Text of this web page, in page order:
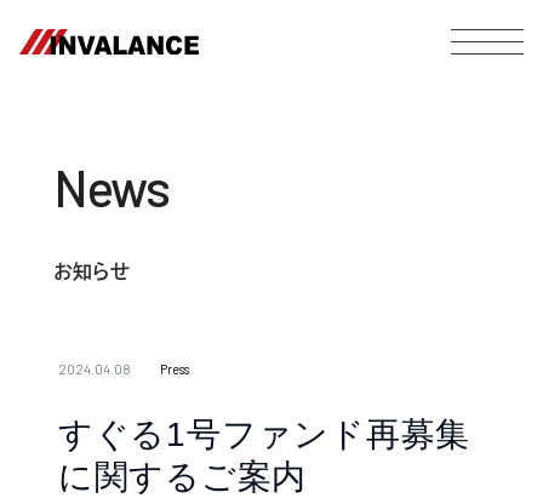
News
お知らせ
2024.04.08 Press
すぐる1号ファンド再募集
に関するご案内